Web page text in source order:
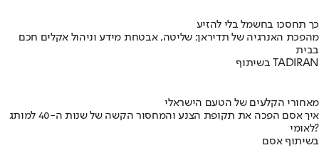
כך תחסכו בחשמל בלי להזיע
מהפכת האנרגיה של תדיראן: שליטה, אבטחת מידע וניהול אקלים חכם
בבית
בשיתוף TADIRAN
מאחורי הקלעים של הטעם הישראלי
איך אסם הפכה את תקופת הצנע והמחסור הקשה של שנות ה-40 למותג
לאומי?
בשיתוף אסם